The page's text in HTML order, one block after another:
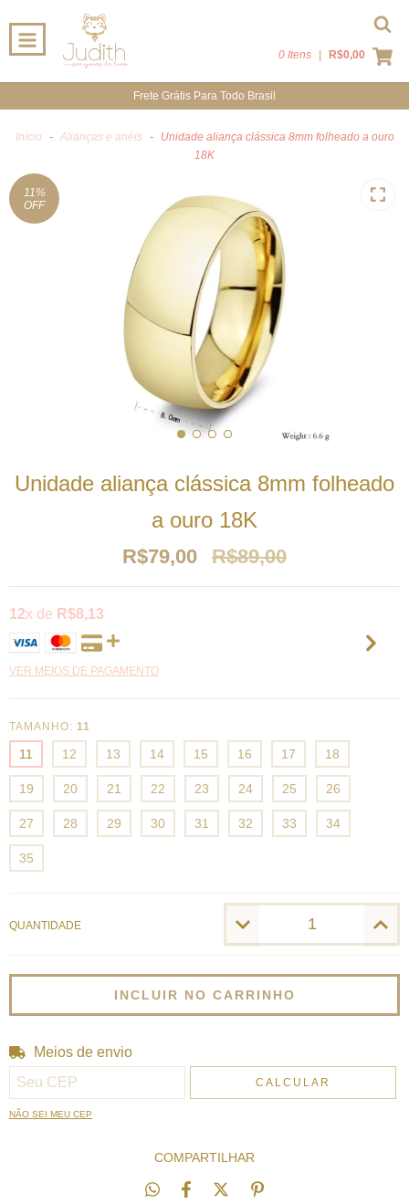
0 Itens R$0,00
Frete Grátis Para Todo Brasil
Início - Alianças e anéis -
Unidade aliança clássica 8mm folheado a ouro
18K
11 %
OFF
Unidade aliança clássica 8mm folheado
a ouro 18K
R$79,00 R$89,00
12x de R$8,13
VER MEIOS DE PAGAMENTO
TAMANHO: 11
11 12 13 14 15 16 17 18
19 20 21 22 23 24 25 26
27 28 29 30 31 32 33 34
35
QUANTIDADE
Entregas para o CEP:
Meios de envio
CALCULAR
NÃO SEI MEU CEP
COMPARTILHAR